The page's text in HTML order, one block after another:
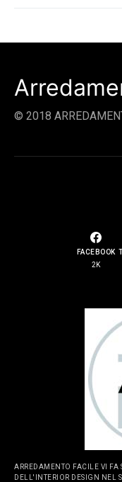
© 2018
FACEBOOK
2K
ARREDAMENTO FACILE VI FA
DELL'INTERIOR DESIGN NEL